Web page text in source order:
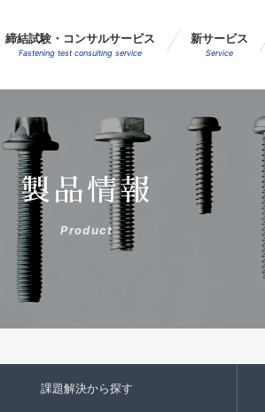
締結試験・コンサルサービス
Fastening test consulting service
新サービス
Service
製品情報
Product
課題解決から探す